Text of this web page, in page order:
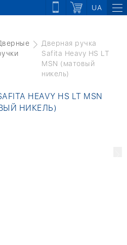
UA
Дверная ручка
Safita Heavy HS LT
MSN (матовый
никель)
HEAVY HS LT MSN
НИКЕЛЬ)